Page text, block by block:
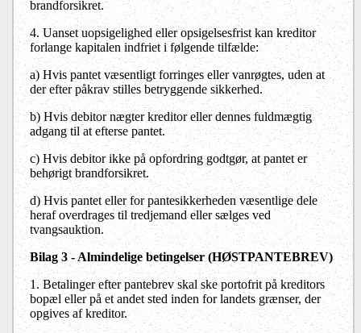
brandforsikret.
4. Uanset uopsigelighed eller opsigelsesfrist kan kreditor
forlange kapitalen indfriet i følgende tilfælde:
a) Hvis pantet væsentligt forringes eller vanrøgtes, uden at
der efter påkrav stilles betryggende sikkerhed.
b) Hvis debitor nægter kreditor eller dennes fuldmægtig
adgang til at efterse pantet.
c) Hvis debitor ikke på opfordring godtgør, at pantet er
behørigt brandforsikret.
d)Hvis pantet eller for pantesikkerheden væsentlige dele
heraf overdrages til tredjemand eller sælges ved
tvangsauktion.
Bilag 3 - Almindelige betingelser (HØSTPANTEBREV)
1. Betalinger efter pantebrev skal ske portofrit på kreditors
bopæl eller på et andet sted inden for landets grænser, der
opgives af kreditor.